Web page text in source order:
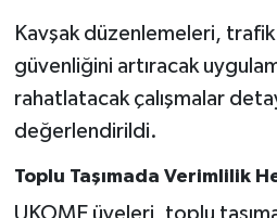
Kavşak düzenlemeleri,
güvenliğini artıracak
rahatlatacak çalışmalar
değerlendirildi.
Toplu Taşımada Verimlilik
YARIŞMALAR
TANITIM
HABERDE İNSAN